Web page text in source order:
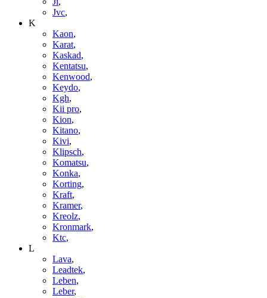
Jvc,
K
Kaon,
Karat,
Kaskad,
Kentatsu,
Kenwood,
Keydo,
Kgh,
Kii pro,
Kion,
Kitano,
Kivi,
Klipsch,
Komatsu,
Konka,
Korting,
Kraft,
Kramer,
Kreolz,
Kronmark,
Ktc,
L
Lava,
Leadtek,
Leben,
Leber,